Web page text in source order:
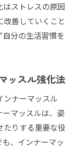
ストレスの原因
善していくこと
分の生活習慣を
ッスル強化法
ンナーマッスル
ーマッスルは、姿
たりする重要な役
、インナーマッ